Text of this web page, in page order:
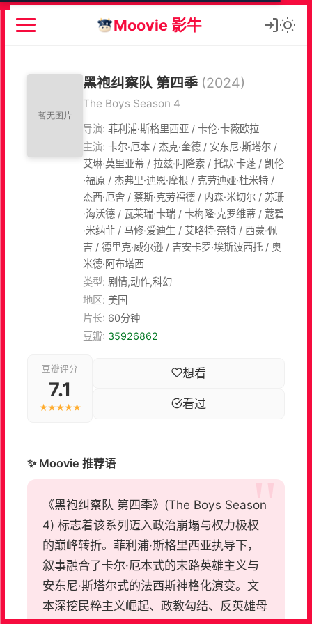
Moovie 影牛
黑袍纠察队 第四季 (2024)
The Boys Season 4
导演: 菲利浦·斯格里西亚 / 卡伦·卡薇欧拉
主演: 卡尔·厄本 / 杰克·奎德 / 安东尼·斯塔尔 /
艾琳·莫里亚蒂 / 拉兹·阿隆索 / 托默·卡蓬 / 凯伦
·福原 / 杰弗里·迪恩·摩根 / 克劳迪娅·杜米特 /
杰西·厄舍 / 蔡斯·克劳福德 / 内森·米切尔 / 苏珊
·海沃德 / 瓦莱瑞·卡瑞 / 卡梅隆·克罗维蒂 / 蔻碧
·米纳菲 / 马修·爱迪生 / 艾略特·奈特 / 西蒙·佩
吉 / 德里克·威尔逊 / 吉安卡罗·埃斯波西托 / 奥
米德·阿布塔西
类型: 剧情,动作,科幻
地区: 美国
片长: 60分钟
豆瓣: 35926862
豆瓣评分
7.1
★★★★★
想看
看过
✨ Moovie 推荐语
《黑袍纠察队 第四季》(The Boys Season
4) 标志着该系列迈入政治崩塌与权力极权
的巅峰转折。菲利浦·斯格里西亚执导下，
叙事融合了卡尔·厄本式的末路英雄主义与
安东尼·斯塔尔式的法西斯神格化演变。文
本深挖民粹主义崛起、政教勾结、反英雄母